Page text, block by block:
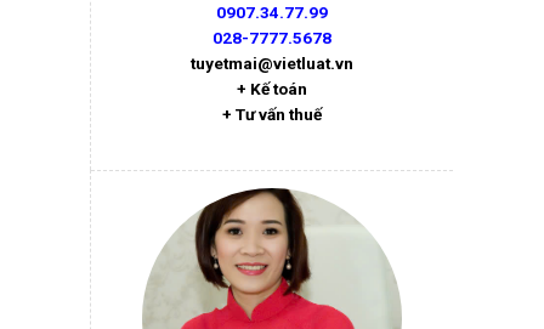
0907.34.77.99
028-7777.5678
tuyetmai@vietluat.vn
+ Kế toán
+ Tư vấn thuế